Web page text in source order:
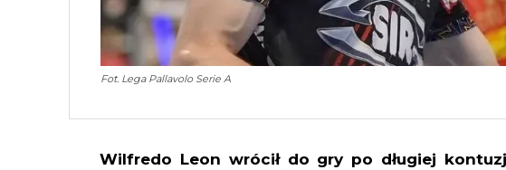
Fot. Lega Pallavolo Serie A
Wilfredo Leon wrócił do gry po długiej